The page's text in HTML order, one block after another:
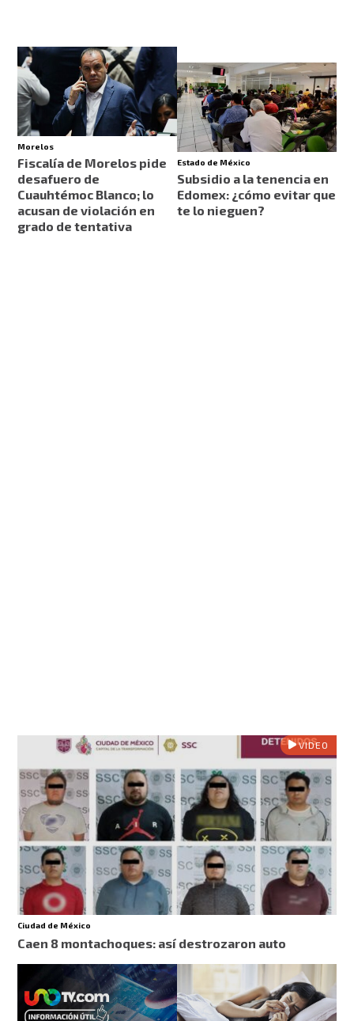
Morelos
Fiscalía de Morelos pide
desafuero de
Cuauhtémoc Blanco; lo
acusan de violación en
grado de tentativa
Estado de México
Subsidio a la tenencia en
Edomex: ¿cómo evitar que
te lo nieguen?
VIDEO
Ciudad de México
Caen 8 montachoques: así destrozaron auto